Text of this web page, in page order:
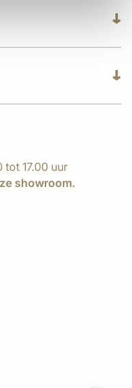
17.00 uur
showroom.